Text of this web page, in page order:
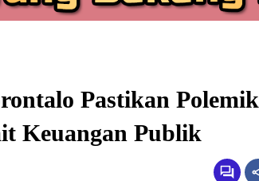
Pastikan Polemik
Keuangan Publik